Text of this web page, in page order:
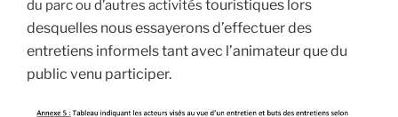
du parc ou d’autres activités touristiques lors
desquelles nous essayerons d’effectuer des
entretiens informels tant avec l’animateur que du
public venu participer.